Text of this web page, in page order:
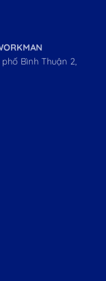
Bình Thuận 2,